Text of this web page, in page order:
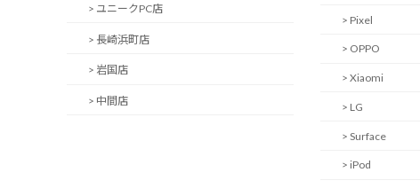
> ユニークPC店
> 長崎浜町店
> 岩国店
> 中間店
> Pixel
> OPPO
> Xiaomi
> LG
> Surface
> iPod